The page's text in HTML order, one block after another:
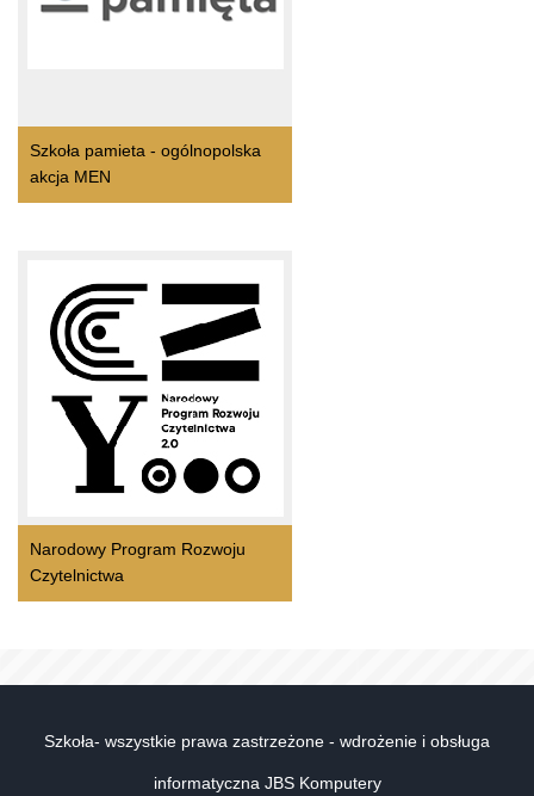
Szkoła pamieta - ogólnopolska
akcja MEN
Narodowy Program Rozwoju
Czytelnictwa
Szkoła- wszystkie prawa zastrzeżone - wdrożenie i obsługa
informatyczna JBS Komputery